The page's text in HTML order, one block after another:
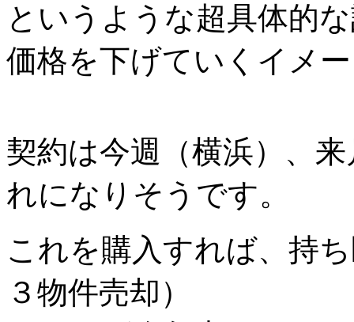
というような超具体的
価格を下げていくイメ
契約は今週（横浜）、
れになりそうです。
これを購入すれば、持
３物件売却）